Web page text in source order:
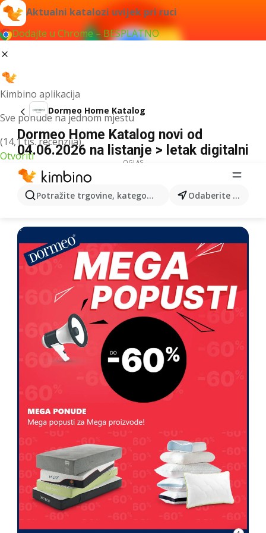
Aktualni katalozi uvijek pri ruci
Dodajte u Chrome – BESPLATNO
Kimbino aplikacija
Sve ponude na jednom mjestu
(14,1 tis. recenzija)
Otvoriti
Potražite trgovine, kategorije, proizvode... Odaberite grad
Dormeo Home Katalog
Dormeo Home Katalog novi od
04.06.2026 na listanje > letak digitalni
OGLAS